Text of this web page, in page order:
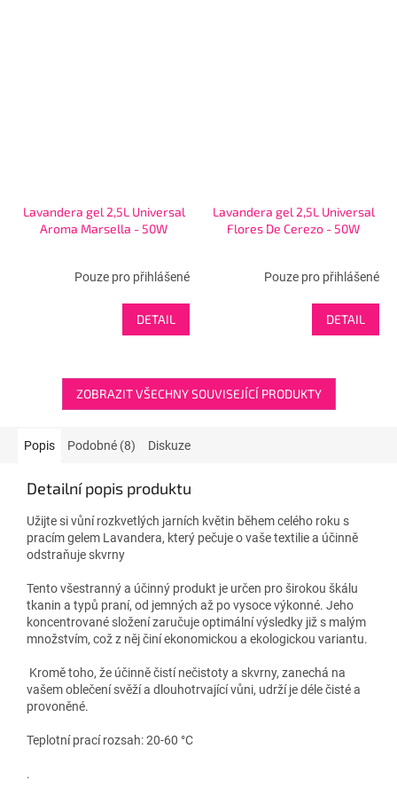
Lavandera gel 2,5L Universal
Aroma Marsella - 50W
Pouze pro přihlášené
DETAIL
Lavandera gel 2,5L Universal
Flores De Cerezo - 50W
Pouze pro přihlášené
DETAIL
ZOBRAZIT VŠECHNY SOUVISEJÍCÍ PRODUKTY
Popis Podobné (8) Diskuze
Detailní popis produktu
Užijte si vůní rozkvetlých jarních květin během celého roku s
pracím gelem Lavandera, který pečuje o vaše textilie a účinně
odstraňuje skvrny
Tento všestranný a účinný produkt je určen pro širokou škálu
tkanin a typů praní, od jemných až po vysoce výkonné. Jeho
koncentrované složení zaručuje optimální výsledky již s malým
množstvím, což z něj činí ekonomickou a ekologickou variantu.
Kromě toho, že účinně čistí nečistoty a skvrny, zanechá na
vašem oblečení svěží a dlouhotrvající vůni, udrží je déle čisté a
provoněné.
Teplotní prací rozsah: 20-60 °C
.